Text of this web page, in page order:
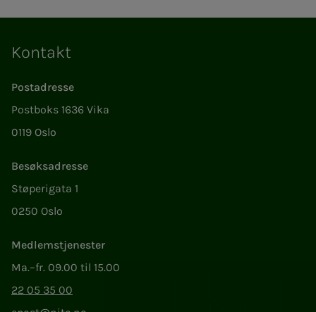
Kontakt
Postadresse
Postboks 1636 Vika
0119 Oslo
Besøksadresse
Støperigata 1
0250 Oslo
Medlemstjenester
Ma.–fr. 09.00 til 15.00
22 05 35 00